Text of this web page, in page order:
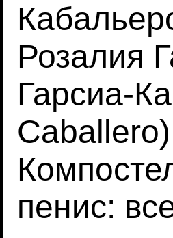
Розалия
Гарсиа-
пенис: